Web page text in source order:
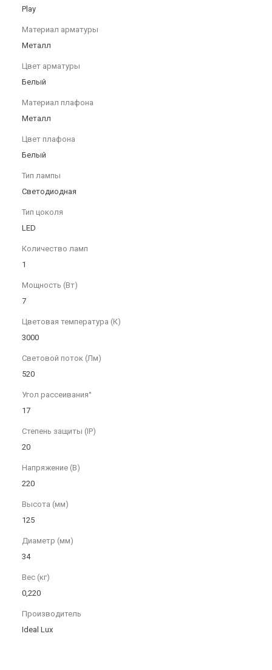
Play
Материал арматуры
Металл
Цвет арматуры
Белый
Материал плафона
Металл
Цвет плафона
Белый
Тип лампы
Светодиодная
Тип цоколя
LED
Количество ламп
1
Мощность (Вт)
7
Цветовая температура (К)
3000
Световой поток (Лм)
520
Угол рассеивания°
17
Степень защиты (IP)
20
Напряжение (В)
220
Высота (мм)
125
Диаметр (мм)
34
Вес (кг)
0,220
Производитель
Ideal Lux